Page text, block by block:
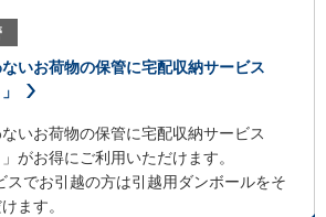
いお荷物の保管に宅配収納サービス
いお荷物の保管に宅配収納サービス
がお得にご利用いただけます。
スでお引越の方は引越用ダンボールをそ
ます。